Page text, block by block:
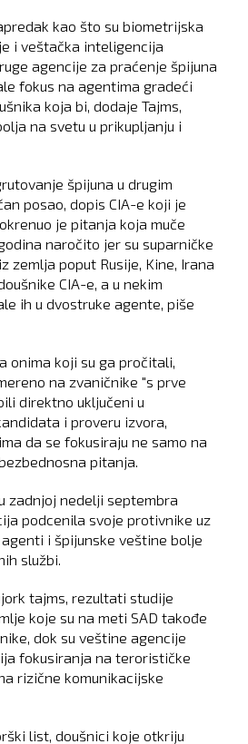
kao što su biometrijska
i veštačka inteligencija
agencije za praćenje špijuna
fokus na agentima gradeći
koja bi, dodaje Tajms,
na svetu u prikupljanju i
špijuna u drugim
posao, dopis CIA-e koji je
je pitanja koja muče
naročito jer su suparničke
zemlja poput Rusije, Kine, Irana
CIA-e, a u nekim
ih u dvostruke agente, piše
onima koji su ga pročitali,
na zvaničnike "s prve
direktno uključeni u
i proveru izvora,
da se fokusiraju ne samo na
pitanja.
zadnjoj nedelji septembra
podcenila svoje protivnike uz
i špijunske veštine bolje
službi.
tajms, rezultati studije
koje su na meti SAD takođe
dok su veštine agencije
fokusiranja na terorističke
rizične komunikacijske
list, doušnici koje otkriju